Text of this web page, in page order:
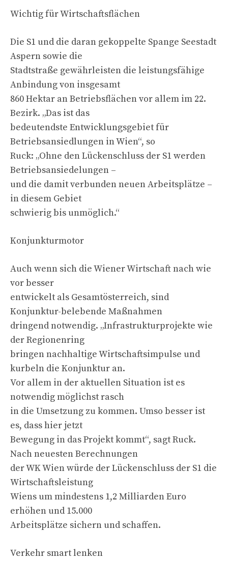
Wichtig für Wirtschaftsflächen
Die S1 und die daran gekoppelte Spange Seestadt
Aspern sowie die
Stadtstraße gewährleisten die leistungsfähige
Anbindung von insgesamt
860 Hektar an Betriebsflächen vor allem im 22.
Bezirk. „Das ist das
bedeutendste Entwicklungsgebiet für
Betriebsansiedlungen in Wien“, so
Ruck: „Ohne den Lückenschluss der S1 werden
Betriebsansiedelungen –
und die damit verbunden neuen Arbeitsplätze –
in diesem Gebiet
schwierig bis unmöglich.“
Konjunkturmotor
Auch wenn sich die Wiener Wirtschaft nach wie
vor besser
entwickelt als Gesamtösterreich, sind
Konjunktur-belebende Maßnahmen
dringend notwendig. „Infrastrukturprojekte wie
der Regionenring
bringen nachhaltige Wirtschaftsimpulse und
kurbeln die Konjunktur an.
Vor allem in der aktuellen Situation ist es
notwendig möglichst rasch
in die Umsetzung zu kommen. Umso besser ist
es, dass hier jetzt
Bewegung in das Projekt kommt“, sagt Ruck.
Nach neuesten Berechnungen
der WK Wien würde der Lückenschluss der S1 die
Wirtschaftsleistung
Wiens um mindestens 1,2 Milliarden Euro
erhöhen und 15.000
Arbeitsplätze sichern und schaffen.
Verkehr smart lenken